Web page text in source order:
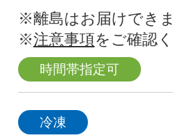
※離島はお届けでき
※注意事項をご確認
時間帯指定可
冷凍